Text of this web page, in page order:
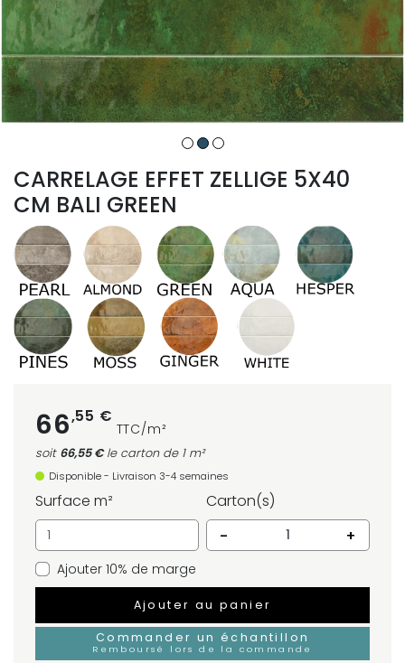
CARRELAGE EFFET ZELLIGE 5X40
CM BALI GREEN
66,55 €
TTC/m²
soit 66,55 €le carton de 1 m²
Disponible - Livraison 3-4 semaines
Surface m²
Carton(s)
-
+
Ajouter 10% de marge
Ajouter au panier
Commander un échantillon
Remboursé lors de la commande